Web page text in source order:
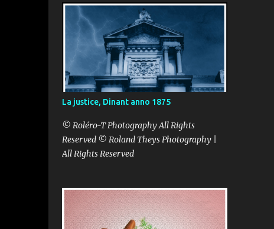
La justice, Dinant anno 1875
© Roléro-T Photography All Rights
Reserved © Roland Theys Photography |
All Rights Reserved